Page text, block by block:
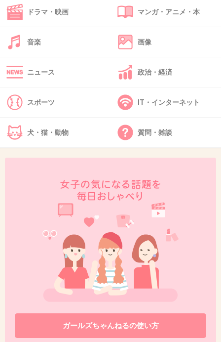
37. 匿名
エマも肌キレイですよね！
+189
出典：www.amigosdeegipto.com
+15
2015/02/19(木) 21:55:56
ドラマ・映画 マンガ・アニメ・本
音楽 画像
ニュース 政治・経済
スポーツ IT・インターネット
犬・猫・動物 質問・雑談
ガールズちゃんねるの使い方